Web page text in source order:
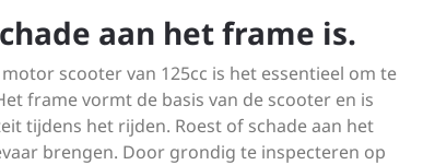
aan het frame is.
scooter van 125cc is het essentieel om te
frame vormt de basis van de scooter en is
tijdens het rijden. Roest of schade aan het
brengen. Door grondig te inspecteren op